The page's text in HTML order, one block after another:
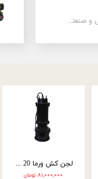
کارواش خانگی و صنعتی و نیمه صنعتی
اره موتوری فونته 40 سانتی 52 سی سی FON03
۱۲,۳۰۰,۰۰۰ تومان